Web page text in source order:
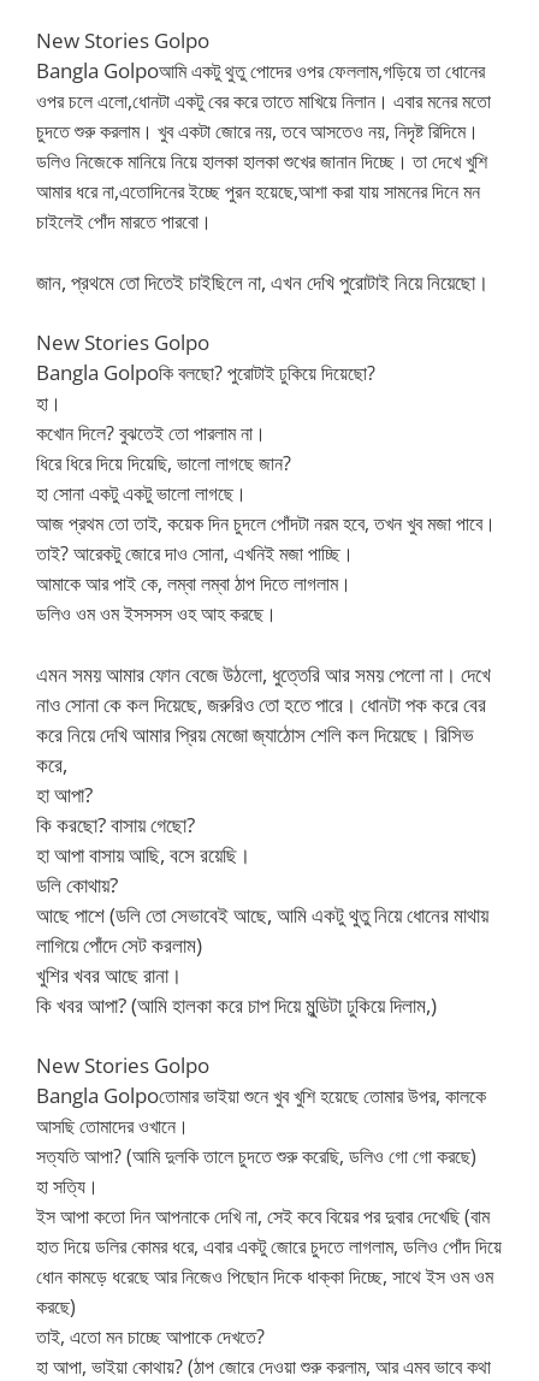
New Stories Golpo
Bangla Golpoআমি একটু থুতু পোদের ওপর ফেললাম,গড়িয়ে তা ধোনের
ওপর চলে এলো,ধোনটা একটু বের করে তাতে মাখিয়ে নিলান। এবার মনের মতো
চুদতে শুরু করলাম। খুব একটা জোরে নয়, তবে আসতেও নয়, নিদৃষ্ট রিদিমে।
ডলিও নিজেকে মানিয়ে নিয়ে হালকা হালকা শুখের জানান দিচ্ছে। তা দেখে খুশি
আমার ধরে না,এতোদিনের ইচ্ছে পুরন হয়েছে,আশা করা যায় সামনের দিনে মন
চাইলেই পোঁদ মারতে পারবো।
জান, প্রথমে তো দিতেই চাইছিলে না, এখন দেখি পুরোটাই নিয়ে নিয়েছো।
New Stories Golpo
Bangla Golpoকি বলছো? পুরোটাই ঢুকিয়ে দিয়েছো?
হা।
কখোন দিলে? বুঝতেই তো পারলাম না।
ধিরে ধিরে দিয়ে দিয়েছি, ভালো লাগছে জান?
হা সোনা একটু একটু ভালো লাগছে।
আজ প্রথম তো তাই, কয়েক দিন চুদলে পোঁদটা নরম হবে, তখন খুব মজা পাবে।
তাই? আরেকটু জোরে দাও সোনা, এখনিই মজা পাচ্ছি।
আমাকে আর পাই কে, লম্বা লম্বা ঠাপ দিতে লাগলাম।
ডলিও ওম ওম ইসসসস ওহ আহ করছে।
এমন সময় আমার ফোন বেজে উঠলো, ধুত্তেরি আর সময় পেলো না। দেখে
নাও সোনা কে কল দিয়েছে, জরুরিও তো হতে পারে। ধোনটা পক করে বের
করে নিয়ে দেখি আমার প্রিয় মেজো জ্যাঠোস শেলি কল দিয়েছে। রিসিভ
করে,
হা আপা?
কি করছো? বাসায় গেছো?
হা আপা বাসায় আছি, বসে রয়েছি।
ডলি কোথায়?
আছে পাশে (ডলি তো সেভাবেই আছে, আমি একটু থুতু নিয়ে ধোনের মাথায়
লাগিয়ে পোঁদে সেট করলাম)
খুশির খবর আছে রানা।
কি খবর আপা? (আমি হালকা করে চাপ দিয়ে মুন্ডিটা ঢুকিয়ে দিলাম,)
New Stories Golpo
Bangla Golpoতোমার ভাইয়া শুনে খুব খুশি হয়েছে তোমার উপর, কালকে
আসছি তোমাদের ওখানে।
সত্যতি আপা? (আমি দুলকি তালে চুদতে শুরু করেছি, ডলিও গো গো করছে)
হা সত্যি।
ইস আপা কতো দিন আপনাকে দেখি না, সেই কবে বিয়ের পর দুবার দেখেছি (বাম
হাত দিয়ে ডলির কোমর ধরে, এবার একটু জোরে চুদতে লাগলাম, ডলিও পোঁদ দিয়ে
ধোন কামড়ে ধরেছে আর নিজেও পিছোন দিকে ধাক্কা দিচ্ছে, সাথে ইস ওম ওম
করছে)
তাই, এতো মন চাচ্ছে আপাকে দেখতে?
হা আপা, ভাইয়া কোথায়? (ঠাপ জোরে দেওয়া শুরু করলাম, আর এমব ভাবে কথা